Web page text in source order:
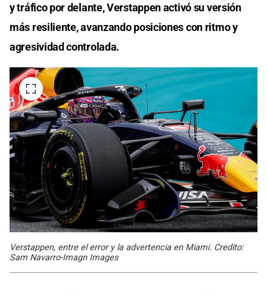
y tráfico por delante, Verstappen activó su versión
más resiliente, avanzando posiciones con ritmo y
agresividad controlada.
Verstappen, entre el error y la advertencia en Miami. Credito:
Sam Navarro-Imagn Images